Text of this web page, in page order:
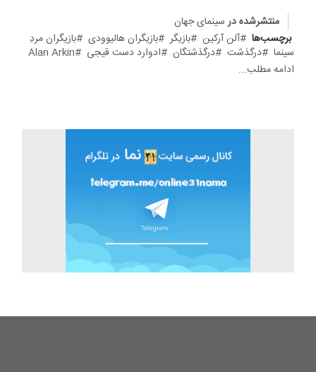
منتشرشده در سینمای جهان
برچسب‌ها
آلن آرکین بازیگر بازیگران هالیوودی
بازیگران مردِ
سینما
درگذشت درگذشتگان ادوارد دست قیجی
Alan Arkin
ادامه مطلب...